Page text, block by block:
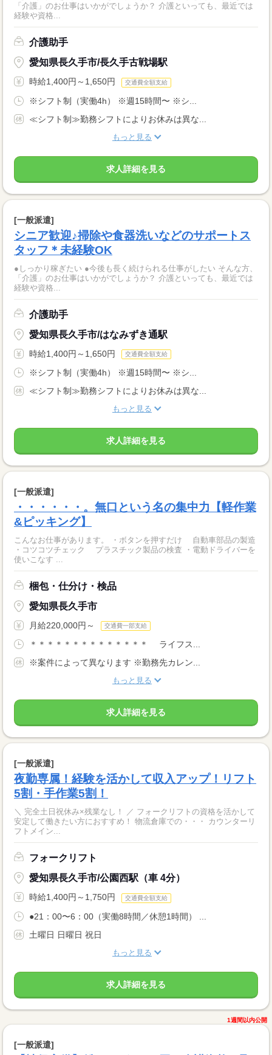
「介護」のお仕事はいかがでしょうか？ 介護といっても、最近では
経験や資格...
介護助手
愛知県長久手市/長久手古戦場駅
時給1,400円～1,650円 交通費全額支給
※シフト制（実働4h） ※週15時間〜 ※シ...
≪シフト制≫勤務シフトによりお休みは異な...
もっと見る
求人詳細を見る
[一般派遣]
シニア歓迎♪掃除や食器洗いなどのサポートス
タッフ＊未経験OK
●しっかり稼ぎたい ●今後も長く続けられる仕事がしたい そんな方、
「介護」のお仕事はいかがでしょうか？ 介護といっても、最近では
経験や資格...
介護助手
愛知県長久手市/はなみずき通駅
時給1,400円～1,650円 交通費全額支給
※シフト制（実働4h） ※週15時間〜 ※シ...
≪シフト制≫勤務シフトによりお休みは異な...
もっと見る
求人詳細を見る
[一般派遣]
・・・・・・。無口という名の集中力【軽作業
&ピッキング】
こんなお仕事があります。 ・ボタンを押すだけ 自動車部品の製造
・コツコツチェック プラスチック製品の検査 ・電動ドライバーを
使いこなす ...
梱包・仕分け・検品
愛知県長久手市
月給220,000円～ 交通費一部支給
＊＊＊＊＊＊＊＊＊＊＊＊＊＊ ライフス...
※案件によって異なります ※勤務先カレン...
もっと見る
求人詳細を見る
[一般派遣]
夜勤専属！経験を活かして収入アップ！リフト
5割・手作業5割！
＼ 完全土日祝休み×残業なし！ ／ フォークリフトの資格を活かして
安定して働きたい方におすすめ！ 物流倉庫での・・・ カウンターリ
フトメイン...
フォークリフト
愛知県長久手市/公園西駅（車 4分）
時給1,400円～1,750円 交通費全額支給
●21：00〜6：00（実働8時間／休憩1時間） ...
土曜日 日曜日 祝日
もっと見る
求人詳細を見る
1週間以内公開
[一般派遣]